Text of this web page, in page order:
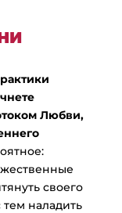
Любви,
своего
наладить